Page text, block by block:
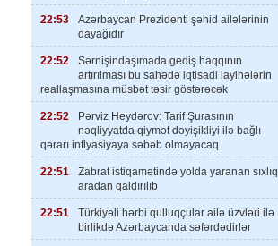
22:53
Azərbaycan Prezidenti şəhid ailələrinin
dayağıdır
22:52
Sərnişindaşımada gediş haqqının
artırılması bu sahədə iqtisadi layihələrin
reallaşmasına müsbət təsir göstərəcək
22:52
Pərviz Heydərov: Tarif Şurasının
nəqliyyatda qiymət dəyişikliyi ilə bağlı
qərarı inflyasiyaya səbəb olmayacaq
22:51
Zabrat istiqamətində yolda yaranan sıxlıq
aradan qaldırılıb
22:51
Türkiyəli hərbi qulluqçular ailə üzvləri ilə
birlikdə Azərbaycanda səfərdədirlər